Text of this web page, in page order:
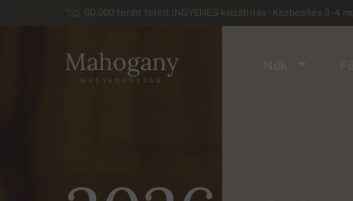
60.000 forint felett INGYENES kiszállítás - Kézbesítés 3-4
Mahogany
MAGYARORSZÁG